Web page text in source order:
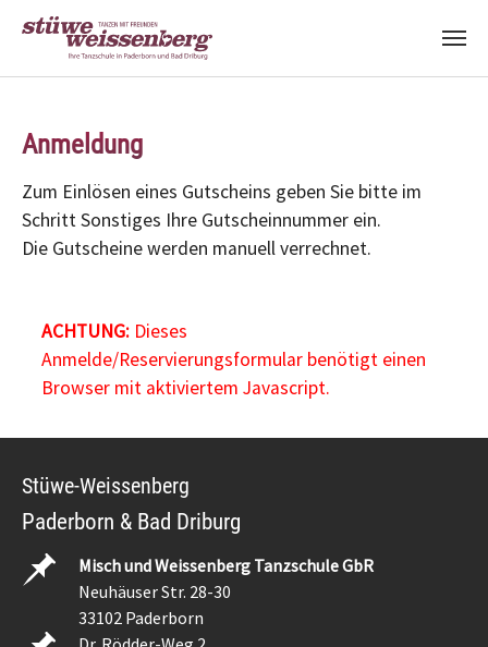
Anmeldung
Zum Einlösen eines Gutscheins geben Sie bitte im
Schritt Sonstiges Ihre Gutscheinnummer ein.
Die Gutscheine werden manuell verrechnet.
ACHTUNG:Dieses
Anmelde/Reservierungsformular benötigt einen
Browser mit aktiviertem Javascript.
Stüwe-Weissenberg
Paderborn & Bad Driburg
Misch und Weissenberg Tanzschule GbR
Neuhäuser Str. 28-30
33102 Paderborn